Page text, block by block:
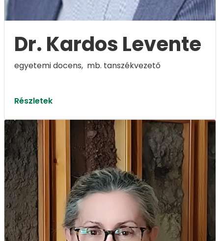
Dr. Kardos Levente
egyetemi docens, mb. tanszékvezető
Részletek